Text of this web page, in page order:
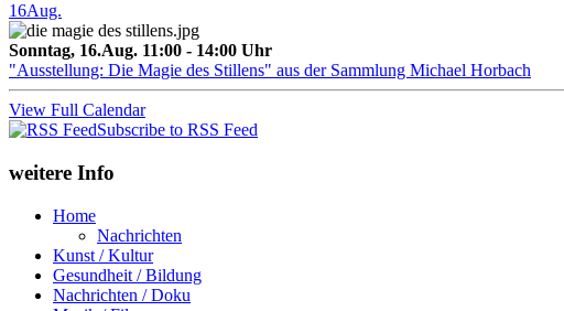
16Aug.
Sonntag, 16.Aug. 11:00 - 14:00 Uhr
"Ausstellung: Die Magie des Stillens" aus der Sammlung Michael Horbach
View Full Calendar
Subscribe to RSS Feed
weitere Info
Home
Nachrichten
Kunst / Kultur
Gesundheit / Bildung
Nachrichten / Doku